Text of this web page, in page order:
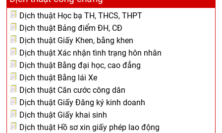
Dịch thuật Học bạ TH, THCS, THPT
Dịch thuật Bảng điểm ĐH, CĐ
Dịch thuật Giấy Khen, bằng khen
Dịch thuật Xác nhận tình trạng hôn nhân
Dịch thuật Bằng đại học, cao đẳng
Dịch thuật Bằng lái Xe
Dịch thuật Căn cước công dân
Dịch thuật Giấy Đăng ký kinh doanh
Dịch thuật Giấy khai sinh
Dịch thuật Hồ sơ xin giấy phép lao động